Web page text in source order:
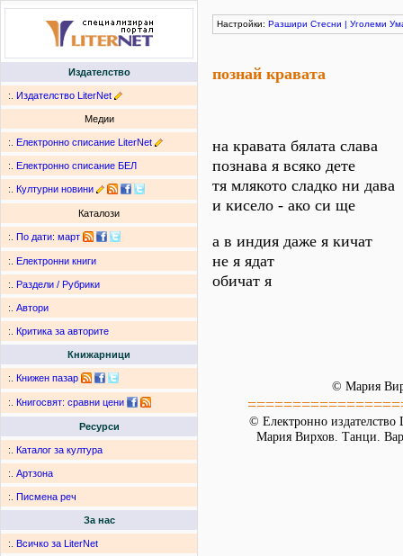
Издателство
:. Издателство LiterNet
Медии
:. Електронно списание LiterNet
:. Електронно списание БЕЛ
:. Културни новини
Каталози
:. По дати: март
:. Електронни книги
:. Раздели / Рубрики
:. Автори
:. Критика за авторите
Книжарници
:. Книжен пазар
:. Книгосвят: сравни цени
Ресурси
:. Каталог за култура
:. Артзона
:. Писмена реч
За нас
:. Всичко за LiterNet
Настройки: Разшири Стесни | Уголеми
познай кравата
на кравата бялата слава
познава я всяко дете
тя млякото сладко ни дава
и кисело - ако си ще
а в индия даже я кичат
не я ядат
обичат я
© Мария
© Електронно издателство
Мария Вирхов. Танци.